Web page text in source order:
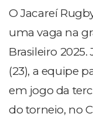
O Jacareí
uma vaga na
Brasileiro
(23), a equipe
em jogo da
do torneio, no